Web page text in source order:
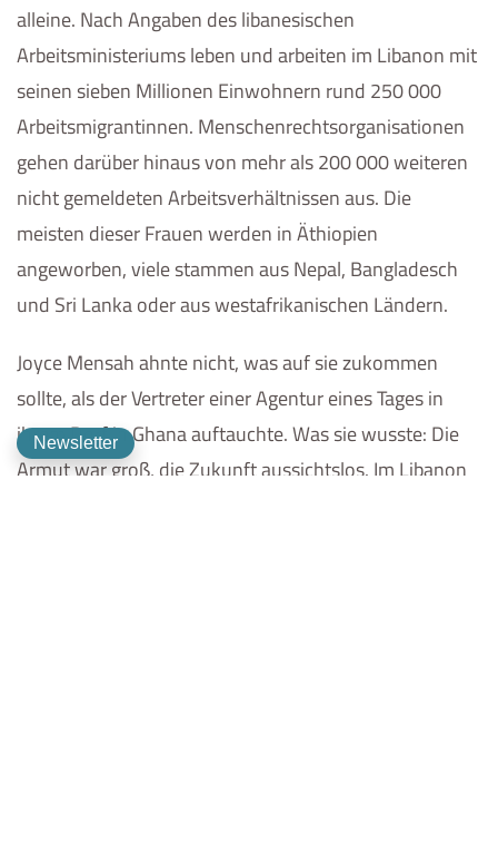
alleine. Nach Angaben des libanesischen
Arbeitsministeriums leben und arbeiten im Libanon mit
seinen sieben Millionen Einwohnern rund 250 000
Arbeitsmigrantinnen. Menschenrechtsorganisationen
gehen darüber hinaus von mehr als 200 000 weiteren
nicht gemeldeten Arbeitsverhältnissen aus. Die
meisten dieser Frauen werden in Äthiopien
angeworben, viele stammen aus Nepal, Bangladesch
und Sri Lanka oder aus westafrikanischen Ländern.
Joyce Mensah ahnte nicht, was auf sie zukommen
sollte, als der Vertreter einer Agentur eines Tages in
ihrem Dorf in Ghana auftauchte. Was sie wusste: Die
Armut war groß, die Zukunft aussichtslos. Im Libanon
Newsletter